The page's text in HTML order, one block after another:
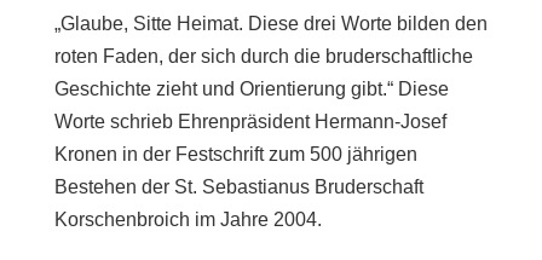
„Glaube, Sitte Heimat. Diese drei Worte bilden den
roten Faden, der sich durch die bruderschaftliche
Geschichte zieht und Orientierung gibt.“ Diese
Worte schrieb Ehrenpräsident Hermann-Josef
Kronen in der Festschrift zum 500 jährigen
Bestehen der St. Sebastianus Bruderschaft
Korschenbroich im Jahre 2004.